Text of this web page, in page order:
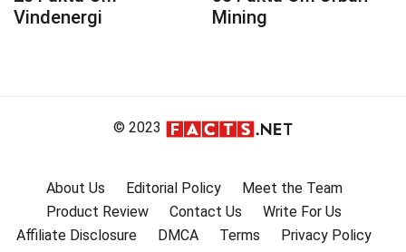
Vindenergi
Mining
© 2023
About Us Editorial Policy
Meet the Team
Product Review
Contact Us
Write For Us
Affiliate Disclosure
DMCA Terms
Privacy Policy